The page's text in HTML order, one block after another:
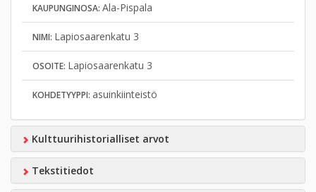
KAUPUNGINOSA: Ala-Pispala
NIMI: Lapiosaarenkatu 3
OSOITE: Lapiosaarenkatu 3
KOHDETYYPPI: asuinkiinteistö
Kulttuurihistorialliset arvot
Tekstitiedot